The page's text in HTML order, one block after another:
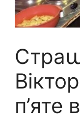
п’яте